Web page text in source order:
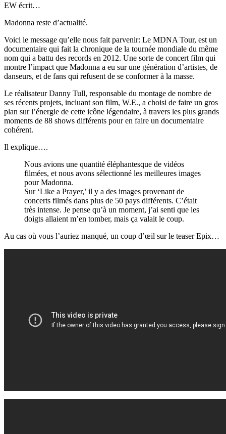
EW écrit…
Madonna reste d’actualité.
Voici le message qu’elle nous fait parvenir: Le MDNA Tour, est un
documentaire qui fait la chronique de la tournée mondiale du même
nom qui a battu des records en 2012. Une sorte de concert film qui
montre l’impact que Madonna a eu sur une génération d’artistes, de
danseurs, et de fans qui refusent de se conformer à la masse.
Le réalisateur Danny Tull, responsable du montage de nombre de
ses récents projets, incluant son film, W.E., a choisi de faire un gros
plan sur l’énergie de cette icône légendaire, à travers les plus grands
moments de 88 shows différents pour en faire un documentaire
cohérent.
Il explique….
Nous avions une quantité éléphantesque de vidéos
filmées, et nous avons sélectionné les meilleures images
pour Madonna.
Sur ‘Like a Prayer,’ il y a des images provenant de
concerts filmés dans plus de 50 pays différents. C’était
très intense. Je pense qu’à un moment, j’ai senti que les
doigts allaient m’en tomber, mais ça valait le coup.
Au cas où vous l’auriez manqué, un coup d’œil sur le teaser Epix…